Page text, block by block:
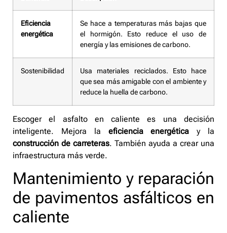
Eficiencia
energética
Se hace a temperaturas más bajas que
el hormigón. Esto reduce el uso de
energía y las emisiones de carbono.
Sostenibilidad
Usa materiales reciclados. Esto hace
que sea más amigable con el ambiente y
reduce la huella de carbono.
Escoger el asfalto en caliente es una decisión
inteligente. Mejora la eficiencia energética y la
construcción de carreteras. También ayuda a crear una
infraestructura más verde.
Mantenimiento y reparación
de pavimentos asfálticos en
caliente